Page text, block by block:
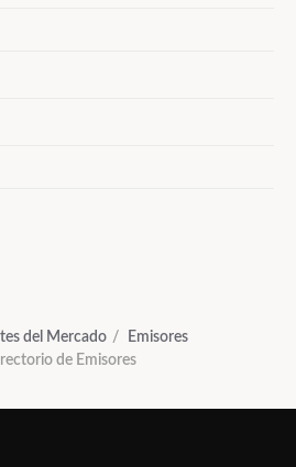
del Mercado
Emisores
de Emisores